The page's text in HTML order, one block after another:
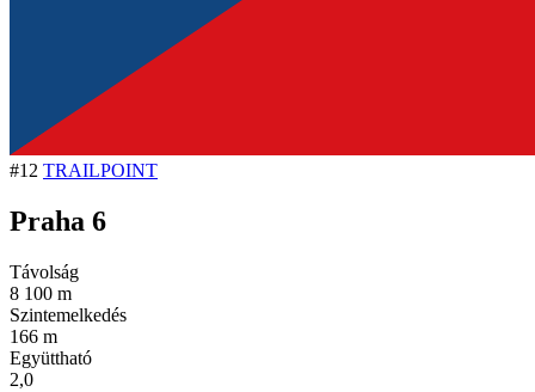
#12 TRAILPOINT
Praha 6
Távolság
8 100 m
Szintemelkedés
166 m
Együttható
2,0